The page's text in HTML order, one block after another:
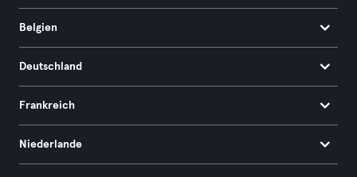
Belgien
Deutschland
Frankreich
Niederlande